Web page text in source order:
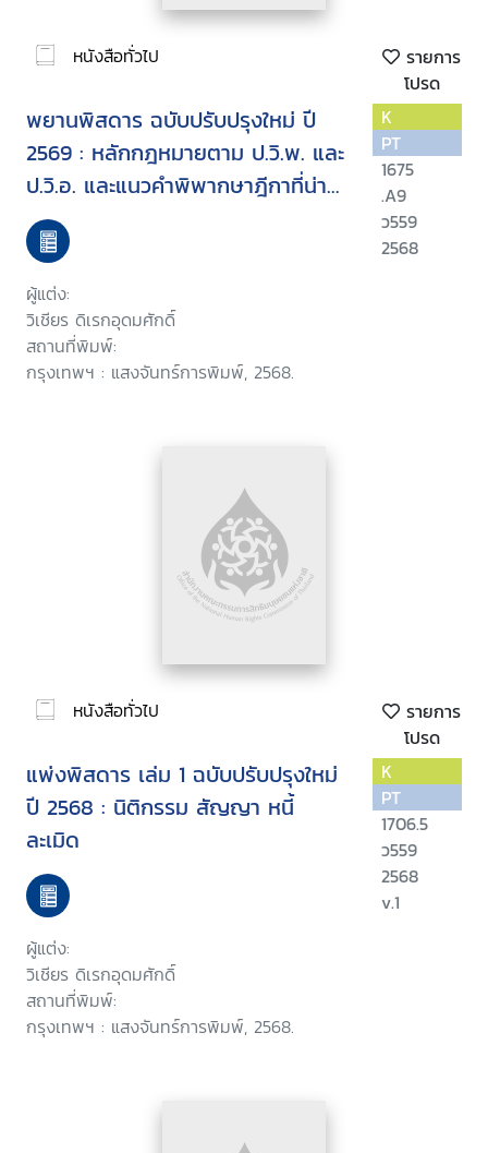
หนังสือทั่วไป
รายการ
โปรด
พยานพิสดาร ฉบับปรับปรุงใหม่ ปี
2569 : หลักกฎหมายตาม ป.วิ.พ. และ
ป.วิ.อ. และแนวคำพิพากษาฎีกาที่น่า
สนใจ
ผู้แต่ง:
วิเชียร ดิเรกอุดมศักดิ์
สถานที่พิมพ์:
กรุงเทพฯ : แสงจันทร์การพิมพ์, 2568.
K
PT
1675
.A9
ว559
2568
หนังสือทั่วไป
รายการ
โปรด
แพ่งพิสดาร เล่ม 1 ฉบับปรับปรุงใหม่
ปี 2568 : นิติกรรม สัญญา หนี้
ละเมิด
ผู้แต่ง:
วิเชียร ดิเรกอุดมศักดิ์
สถานที่พิมพ์:
กรุงเทพฯ : แสงจันทร์การพิมพ์, 2568.
K
PT
1706.5
ว559
2568
v.1